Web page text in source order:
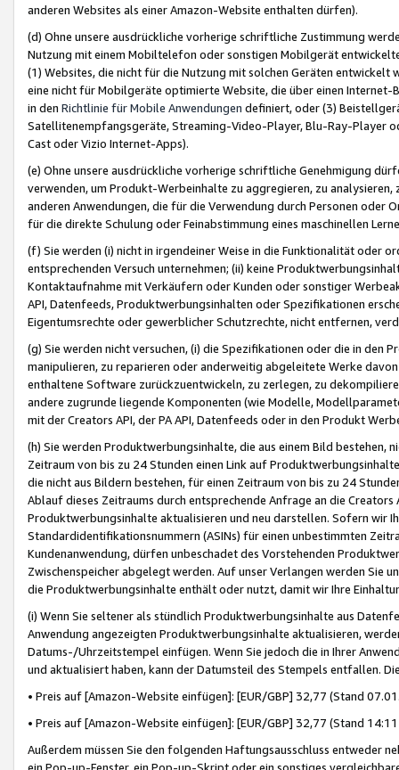
anderen Websites als einer Amazon-Website enthalten dürfen).
(d) Ohne unsere ausdrückliche vorherige schriftliche Zustimmung
Nutzung mit einem Mobiltelefon oder sonstigen Mobilgerät
(1) Websites, die nicht für die Nutzung mit solchen Geräten
eine nicht für Mobilgeräte optimierte Website, die über einen
in den Richtlinie für Mobile Anwendungen definiert, oder (3)
Satellitenempfangsgeräte, Streaming-Video-Player, Blu-Ray-Player
Cast oder Vizio Internet-Apps).
(e) Ohne unsere ausdrückliche vorherige schriftliche Genehmigung
verwenden, um Produkt-Werbeinhalte zu aggregieren, zu
anderen Anwendungen, die für die Verwendung durch Personen
für die direkte Schulung oder Feinabstimmung eines maschinellen
(f) Sie werden (i) nicht in irgendeiner Weise in die Funktionalität oder
entsprechenden Versuch unternehmen; (ii) keine
Kontaktaufnahme mit Verkäufern oder Kunden oder sonstiger
API, Datenfeeds, Produktwerbungsinhalten oder Spezifikationen
Eigentumsrechte oder gewerblicher Schutzrechte, nicht entfernen,
(g) Sie werden nicht versuchen, (i) die Spezifikationen oder die in
manipulieren, zu reparieren oder anderweitig abgeleitete Werke
enthaltene Software zurückzuentwickeln, zu zerlegen, zu
andere zugrunde liegende Komponenten (wie Modelle,
mit der Creators API, der PA API, Datenfeeds oder in den Produkt
(h) Sie werden Produktwerbungsinhalte, die aus einem Bild bestehen,
Zeitraum von bis zu 24 Stunden einen Link auf
die nicht aus Bildern bestehen, für einen Zeitraum von bis zu 24
Ablauf dieses Zeitraums durch entsprechende Anfrage an die
Produktwerbungsinhalte aktualisieren und neu darstellen. Sofern wir
Standardidentifikationsnummern (ASINs) für einen unbestimmten
Kundenanwendung, dürfen unbeschadet des Vorstehenden
Zwischenspeicher abgelegt werden. Auf unser Verlangen werden Sie
die Produktwerbungsinhalte enthält oder nutzt, damit wir Ihre
(i) Wenn Sie seltener als stündlich Produktwerbungsinhalte aus
Anwendung angezeigten Produktwerbungsinhalte aktualisieren,
Datums-/Uhrzeitstempel einfügen. Wenn Sie jedoch die in Ihrer
und aktualisiert haben, kann der Datumsteil des Stempels entfallen.
• Preis auf [Amazon-Website einfügen]: [EUR/GBP] 32,77 (Stand
• Preis auf [Amazon-Website einfügen]: [EUR/GBP] 32,77 (Stand
Außerdem müssen Sie den folgenden Haftungsausschluss entweder
ein Pop-up-Fenster, ein Pop-up-Skript oder ein sonstiges